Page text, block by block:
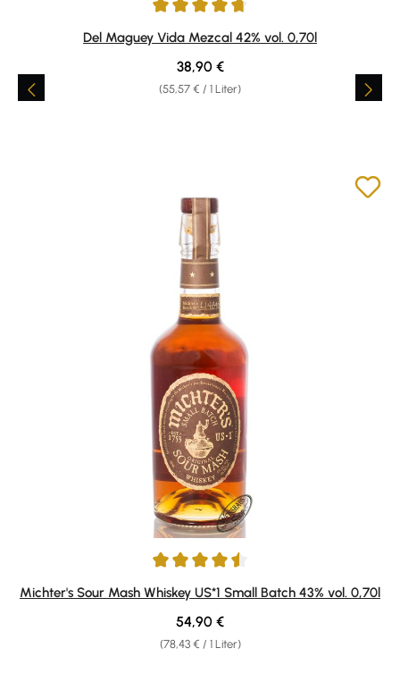
Durchschnittliche Bewertung von 4.64 von 5 Sternen
Del Maguey Vida Mezcal 42% vol. 0,70l
(55,57 € / 1 Liter)
Regulärer Preis:
38,90 €
Durchschnittliche Bewertung von 4.57 von 5 Sternen
Michter's Sour Mash Whiskey US*1 Small Batch 43% vol. 0,70l
(78,43 € / 1 Liter)
Regulärer Preis:
54,90 €